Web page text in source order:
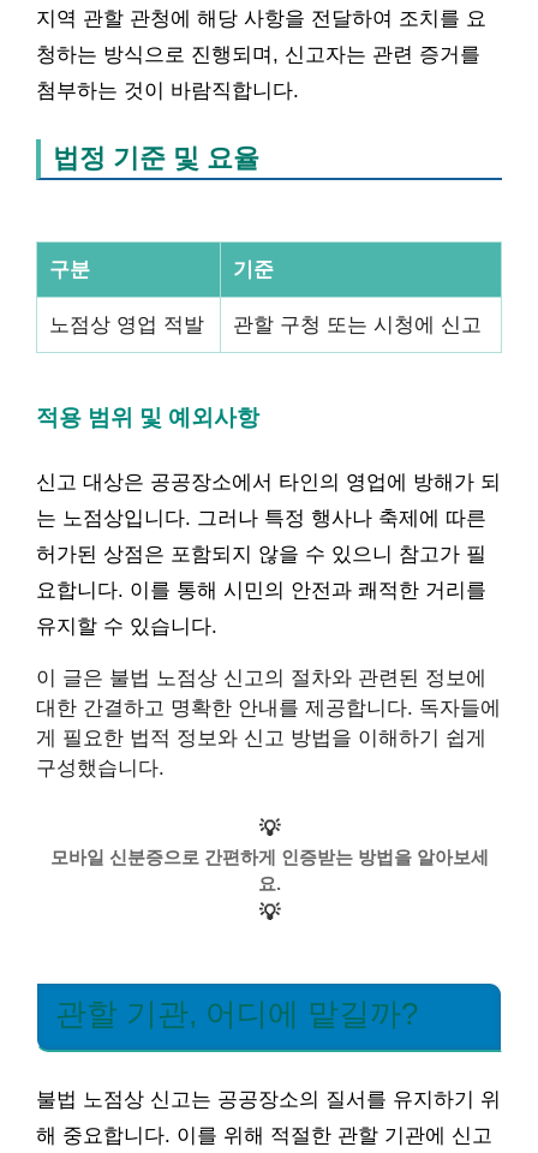
지역 관할 관청에 해당 사항을 전달하여 조치를 요
청하는 방식으로 진행되며, 신고자는 관련 증거를
첨부하는 것이 바람직합니다.
법정 기준 및 요율
구분 기준
노점상 영업 적발 관할 구청 또는 시청에 신고
적용 범위 및 예외사항
신고 대상은 공공장소에서 타인의 영업에 방해가 되
는 노점상입니다. 그러나 특정 행사나 축제에 따른
허가된 상점은 포함되지 않을 수 있으니 참고가 필
요합니다. 이를 통해 시민의 안전과 쾌적한 거리를
유지할 수 있습니다.
이 글은 불법 노점상 신고의 절차와 관련된 정보에
대한 간결하고 명확한 안내를 제공합니다. 독자들에
게 필요한 법적 정보와 신고 방법을 이해하기 쉽게
구성했습니다.
💡
모바일 신분증으로 간편하게 인증받는 방법을 알아보세
요.
💡
관할 기관, 어디에 맡길까?
불법 노점상 신고는 공공장소의 질서를 유지하기 위
해 중요합니다. 이를 위해 적절한 관할 기관에 신고